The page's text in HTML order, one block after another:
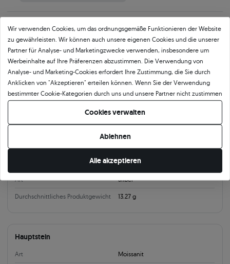
Parameter Beschreibung Mehr Fotos und Videos anfordern
Produktkategorie
ArmbänderTennisarmbänder
925
Art Silber
Durchschnittliches Produktgewicht 13.27 g
Hauptstein
Art Moissanit
Wir verwenden Cookies, um das ordnungsgemäße Funktionieren der Website
zu gewährleisten. Wir können auch unsere eigenen Cookies und die unserer
Partner für Analyse- und Marketingzwecke verwenden, insbesondere um
Werbeinhalte auf Ihre Präferenzen abzustimmen. Die Verwendung von
Analyse- und Marketing-Cookies erfordert Ihre Zustimmung, die Sie durch
Anklicken von "Akzeptieren" erteilen können. Wenn Sie der Verwendung
bestimmter Cookie-Kategorien durch uns und unsere Partner nicht zustimmen
möchten, klicken Sie auf "Lassen Sie mich wählen" und bestimmen Sie Ihre
Präferenzen. Sie können Ihre Zustimmung jederzeit widerrufen, indem Sie
Ihre Cookie-Einstellungen ändern.
Cookies verwalten
Ablehnen
Alle akzeptieren